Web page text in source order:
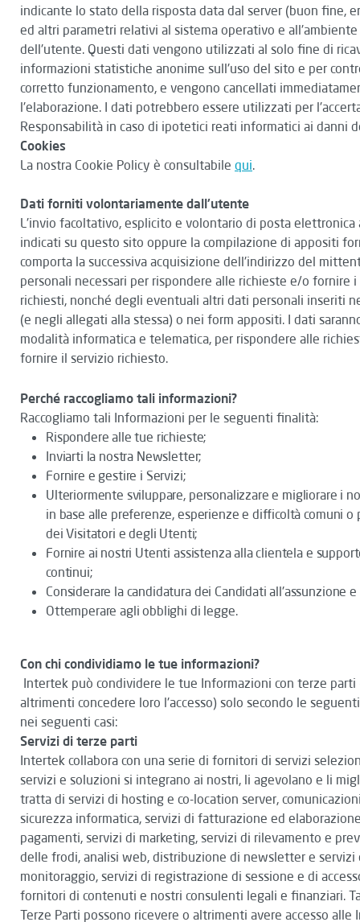
indicante lo stato della risposta data dal server (buon fine,
ed altri parametri relativi al sistema operativo e
dell'utente. Questi dati vengono utilizzati al solo fine di
informazioni statistiche anonime sull'uso del sito e per
corretto funzionamento, e vengono cancellati
l'elaborazione. I dati potrebbero essere utilizzati per
Responsabilità in caso di ipotetici reati informatici ai danni
Cookies
La nostra Cookie Policy è consultabile qui.
Dati forniti volontariamente dall'utente
L'invio facoltativo, esplicito e volontario di posta elettronica
indicati su questo sito oppure la compilazione di appositi
comporta la successiva acquisizione dell'indirizzo del
personali necessari per rispondere alle richieste e/o fornire
richiesti, nonché degli eventuali altri dati personali inseriti
(e negli allegati alla stessa) o nei form appositi. I dati
modalità informatica e telematica, per rispondere alle
fornire il servizio richiesto.
Perché raccogliamo tali informazioni?
Raccogliamo tali Informazioni per le seguenti finalità:
Rispondere alle tue richieste;
Inviarti la nostra Newsletter;
Fornire e gestire i Servizi;
Ulteriormente sviluppare, personalizzare e migliorare i
in base alle preferenze, esperienze e difficoltà comuni o
dei Visitatori e degli Utenti;
Fornire ai nostri Utenti assistenza alla clientela e
continui;
Considerare la candidatura dei Candidati all'assunzione e
Ottemperare agli obblighi di legge.
Con chi condividiamo le tue informazioni?
Intertek può condividere le tue Informazioni con terze parti
altrimenti concedere loro l'accesso) solo secondo le
nei seguenti casi:
Servizi di terze parti
Intertek collabora con una serie di fornitori di servizi
servizi e soluzioni si integrano ai nostri, li agevolano e li
tratta di servizi di hosting e co-location server,
sicurezza informatica, servizi di fatturazione ed
pagamenti, servizi di marketing, servizi di rilevamento e
delle frodi, analisi web, distribuzione di newsletter e servizi
monitoraggio, servizi di registrazione di sessione e di
fornitori di contenuti e nostri consulenti legali e finanziari.
Terze Parti possono ricevere o altrimenti avere accesso alle